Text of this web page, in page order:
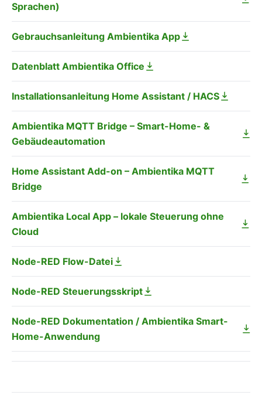
Sprachen)
Gebrauchsanleitung Ambientika App
Datenblatt Ambientika Office
Installationsanleitung Home Assistant / HACS
Ambientika MQTT Bridge – Smart-Home- &
Gebäudeautomation
Home Assistant Add-on – Ambientika MQTT
Bridge
Ambientika Local App – lokale Steuerung ohne
Cloud
Node-RED Flow-Datei
Node-RED Steuerungsskript
Node-RED Dokumentation / Ambientika Smart-
Home-Anwendung